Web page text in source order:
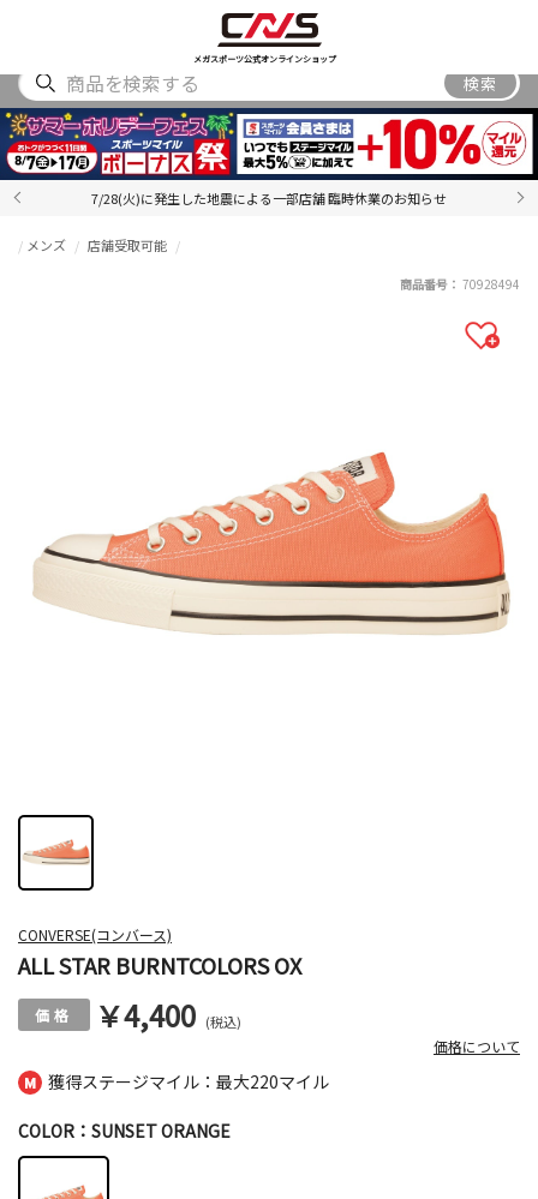
メガスポーツ公式オンラインショップ
ACCESSORY
検索
7/28(火)に発生した地震による一部店舗 臨時休業のお知らせ
獲得ステージマイル：最大220マイル
CONVERSE(コンバース)
ALL STAR BURNTCOLORS OX
メンズ 店舗受取可能
￥4,400 (税込)
価格について
商品番号： 70928494
COLOR：SUNSET ORANGE